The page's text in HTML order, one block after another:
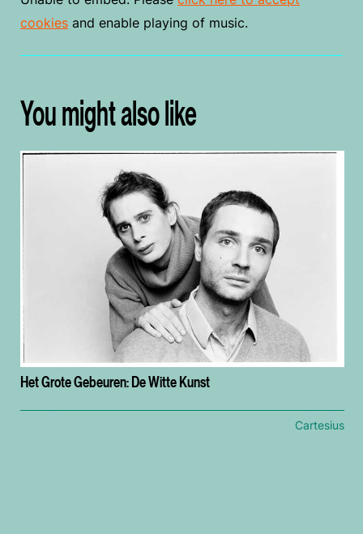
cookies and enable playing of music.
You might also like
Het Grote Gebeuren: De Witte Kunst
Cartesius